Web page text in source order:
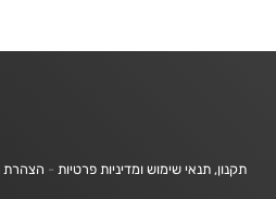
תקנון, תנאי שימוש ומדיניות פרטיות - הצהרת